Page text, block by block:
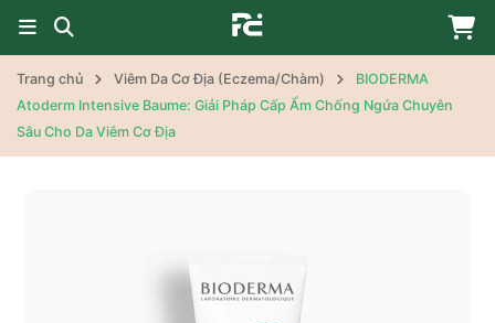
Trang chủ Viêm Da Cơ Địa (Eczema/Chàm)
BIODERMA
Atoderm Intensive Baume: Giải Pháp Cấp Ẩm Chống Ngứa Chuyên
Sâu Cho Da Viêm Cơ Địa